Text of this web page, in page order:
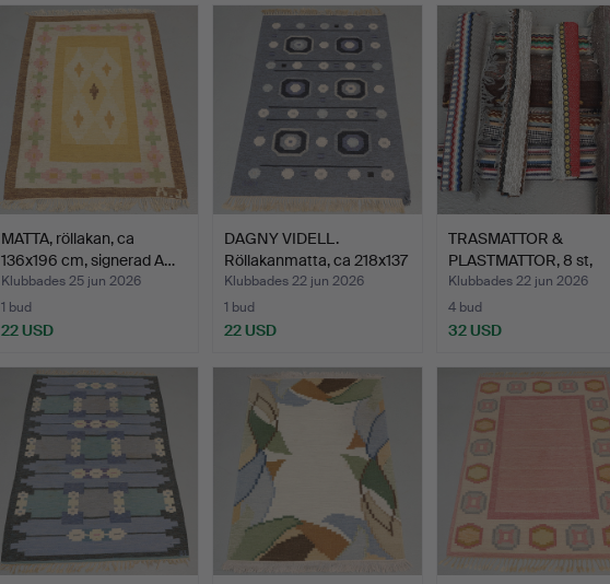
MATTA, röllakan, ca
136x196 cm, signerad A…
Klubbades 25 jun 2026
1 bud
22 USD
DAGNY VIDELL.
Röllakanmatta, ca 218x137
cm…
Klubbades 22 jun 2026
1 bud
22 USD
TRASMATTOR &
PLASTMATTOR, 8 st,
1900-tal.
Klubbades 22 jun 2026
4 bud
32 USD